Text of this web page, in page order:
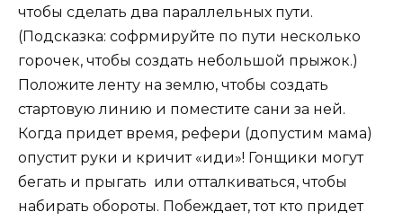
чтобы сделать два параллельных пути.
(Подсказка: софрмируйте по пути несколько
горочек, чтобы создать небольшой прыжок.)
Положите ленту на землю, чтобы создать
стартовую линию и поместите сани за ней.
Когда придет время, рефери (допустим мама)
опустит руки и кричит «иди»! Гонщики могут
бегать и прыгать или отталкиваться, чтобы
набирать обороты. Побеждает, тот кто придет